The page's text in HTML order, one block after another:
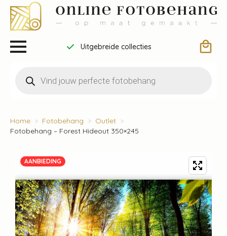
Uitgebreide collecties
zoeken
Home Fotobehang
Outlet
Fotobehang – Forest Hideout 350×245
AANBIEDING